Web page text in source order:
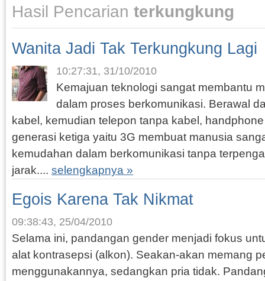
Hasil Pencarian terkungkung
Wanita Jadi Tak Terkungkung Lagi
10:27:31, 31/10/2010
Kemajuan teknologi sangat membantu
dalam proses berkomunikasi. Berawal
kabel, kemudian telepon tanpa kabel,
generasi ketiga yaitu 3G membuat manusia
kemudahan dalam berkomunikasi tanpa
jarak.... selengkapnya »
Egois Karena Tak Nikmat
09:38:43, 25/04/2010
Selama ini, pandangan gender menjadi fokus
alat kontrasepsi (alkon). Seakan-akan memang
menggunakannya, sedangkan pria tidak.